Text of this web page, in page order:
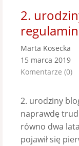
2.
Marta Kosecka
15 marca 2019
Komentarze (0)
2. urodziny
naprawdę
równo dwa
pojawił się